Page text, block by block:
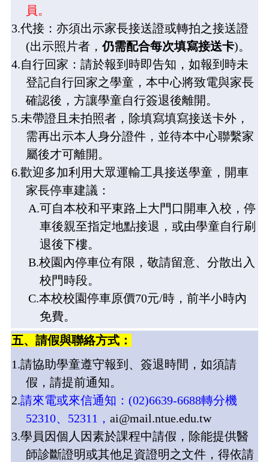
員。
3.代接：亦須出示家長接送證或轉拍之接送證
(出示照片者，仍需配合每次填寫接送卡)。
4.自行回家 ：請於報到時即告知，如報到時未
登記自行回家之學童，本中心將致電與家長
確認後，方讓學童自行簽退後離開。
5.未帶證且未拍照者，除填寫填寫接送卡外，
需再出示本人身分證件，並待本中心聯繫家
屬後才可離開。
6.歡迎多加利用大眾運輸工具接送學童，開車
家長停車建議：
A.可自本校和平東路上大門口開車入校，停
車後親至指定地點接退，或由學童自行刷
退後下樓。
B.校園內停車位有限， 敬請留意、分散出入
校門時段。
C.本校校園停車原價70元/時，前半小時內
免費。
五、請假與聯絡方式：
1.請協助學童遵守報到、簽退時間，如須請
假，請提前通知。
2.請來電或來信通知： (02)6639-6688轉分機
52310、 52311 ， ai@mail.ntue.edu.tw
3.學員因個人因素於課程中請假，除能提供醫
師診斷證明或其他足資證明之文件，得依請